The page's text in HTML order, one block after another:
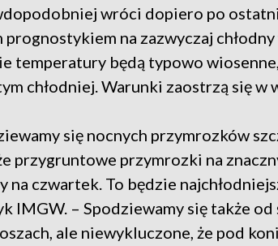
wróci dopiero po
prognostykiem na zazwyczaj
temperatury będą typowo
chłodniej. Warunki zaostrzą się w
się nocnych przymrozków
przygruntowe przymrozki na
na czwartek. To będzie
IMGW. – Spodziewamy się także
ale niewykluczone, że pod